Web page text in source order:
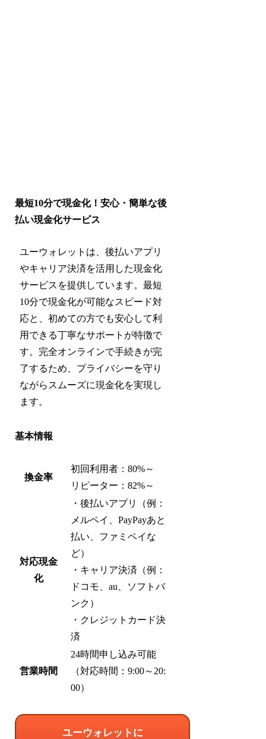
最短10分で現金化！安心・簡単な後
払い現金化サービス
ユーウォレットは、後払いアプリ
やキャリア決済を活用した現金化
サービスを提供しています。最短
10分で現金化が可能なスピード対
応と、初めての方でも安心して利
用できる丁寧なサポートが特徴で
す。完全オンラインで手続きが完
了するため、プライバシーを守り
ながらスムーズに現金化を実現し
ます。
基本情報
換金率
初回利用者：80%～
リピーター：82%～
対応現金
化
・後払いアプリ（例：
メルペイ、PayPayあと
払い、ファミペイな
ど）
・キャリア決済（例：
ドコモ、au、ソフトバ
ンク）
・クレジットカード決
済
営業時間
24時間申し込み可能
（対応時間：9:00～20:
00）
ユーウォレットに